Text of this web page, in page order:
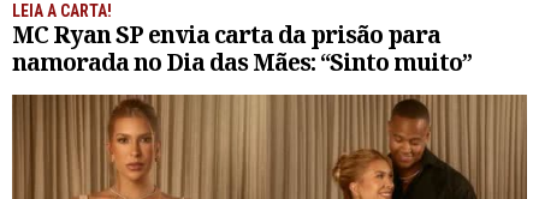
LEIA A CARTA!
MC Ryan SP envia carta da prisão para
namorada no Dia das Mães: “Sinto muito”